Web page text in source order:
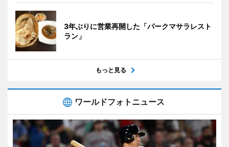
3年ぶりに営業再開した「パークマサラレスト
ラン」
もっと見る
ワールドフォトニュース